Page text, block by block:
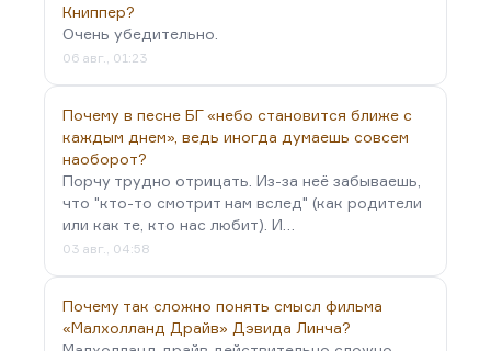
по «Гадким лебедям», где вместо вырезания дыры
в облаках, дети, учащиеся у Мокрецова,
заключенные в психбольницу, рисуют квадрат на
окошке. Это ровно то, что мы видим сегодня в
деле…
Книппер?
Очень убедительно.
06 авг., 01:23
Почему в песне БГ «небо становится ближе с
каждым днем», ведь иногда думаешь совсем
наоборот?
Порчу трудно отрицать. Из-за неё забываешь,
что "кто-то смотрит нам вслед" (как родители
или как те, кто нас любит). И…
03 авг., 04:58
Почему так сложно понять смысл фильма
«Малхолланд Драйв» Дэвида Линча?